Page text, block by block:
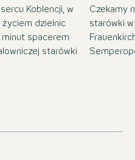
Koblencji, w
życiem dzielnic
minut spacerem
starówki
Czekamy
starówki